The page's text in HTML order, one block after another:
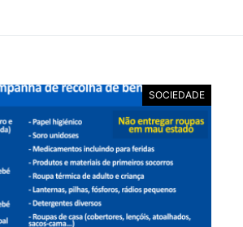
SOCIEDADE